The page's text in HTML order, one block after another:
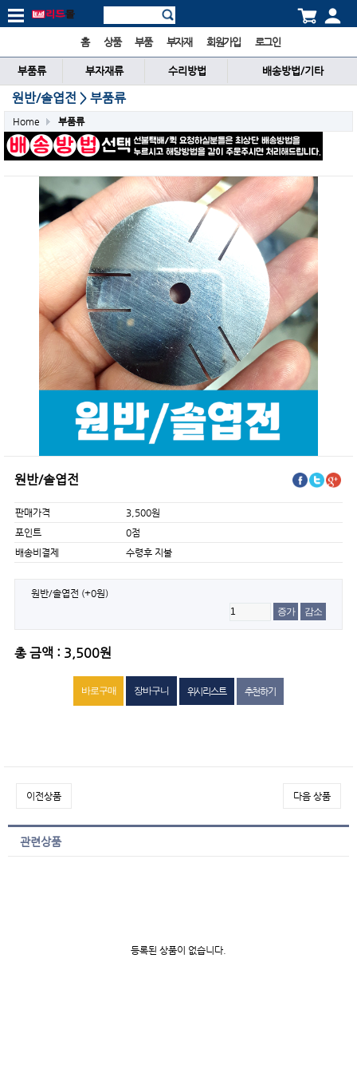
홈 상품 부품 부자재 회원가입 로그인
부품류 부자재류 수리방법 배송방법/기타
원반/솔엽전 > 부품류
Home 부품류
원반/솔엽전
판매가격
3,500원
포인트
0점
배송비결제
수령후 지불
원반/솔엽전 (+0원)
증가
감소
총 금액 : 3,500원
위시리스트 추천하기
이전상품 다음 상품
관련상품
등록된 상품이 없습니다.